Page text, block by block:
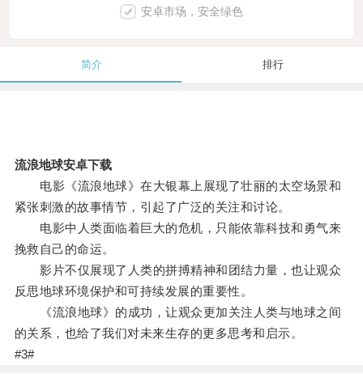
安卓市场，安全绿色
简介 排行
流浪地球安卓下载
电影《流浪地球》在大银幕上展现了壮丽的太空场景和
紧张刺激的故事情节，引起了广泛的关注和讨论。
电影中人类面临着巨大的危机，只能依靠科技和勇气来
挽救自己的命运。
影片不仅展现了人类的拼搏精神和团结力量，也让观众
反思地球环境保护和可持续发展的重要性。
《流浪地球》的成功，让观众更加关注人类与地球之间
的关系，也给了我们对未来生存的更多思考和启示。
#3#